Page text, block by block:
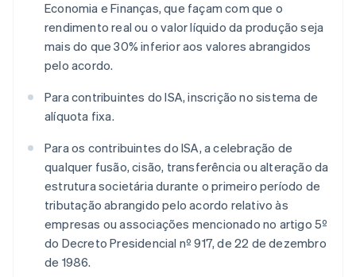
Economia e Finanças, que façam com que o
rendimento real ou o valor líquido da produção seja
mais do que 30% inferior aos valores abrangidos
pelo acordo.
Para contribuintes do ISA, inscrição no sistema de
alíquota fixa.
Para os contribuintes do ISA, a celebração de
qualquer fusão, cisão, transferência ou alteração da
estrutura societária durante o primeiro período de
tributação abrangido pelo acordo relativo às
empresas ou associações mencionado no artigo 5º
do Decreto Presidencial nº 917, de 22 de dezembro
de 1986.